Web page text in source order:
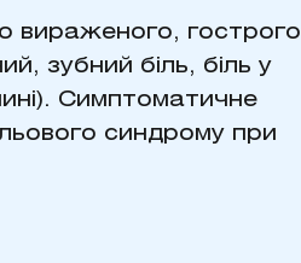
вираженого, гострого
зубний біль, біль у
Симптоматичне
синдрому при